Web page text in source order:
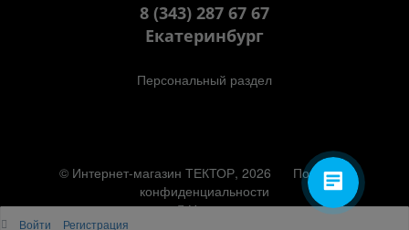
8 (343) 287 67 67
Екатеринбург
Персональный раздел
© Интернет-магазин ТЕКТОР, 2026
Политика
конфиденциальности
Наверх
Войти Регистрация